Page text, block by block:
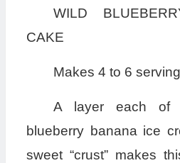
WILD
CAKE
Makes 4 to 6
A layer each of
blueberry banana ice
sweet “crust” makes